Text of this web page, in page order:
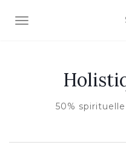
AFFICHER/MASQUER
50%